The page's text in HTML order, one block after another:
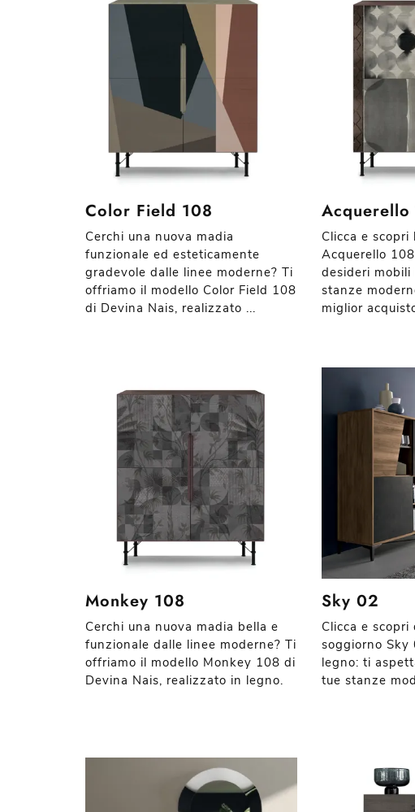
Color Field 108
Cerchi una nuova madia
funzionale ed esteticamente
gradevole dalle linee moderne? Ti
offriamo il modello Color Field 108
di Devina Nais, realizzato ...
Acquerello
Clicca e scopri
Acquerello
desideri
stanze
miglior
Monkey 108
Cerchi una nuova madia bella e
funzionale dalle linee moderne? Ti
offriamo il modello Monkey 108 di
Devina Nais, realizzato in legno.
Sky 02
Clicca e
soggiorno Sky
legno: ti
tue stanze